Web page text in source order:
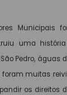
Municipais
uma
Pedro, águas
foram muitas
os direitos